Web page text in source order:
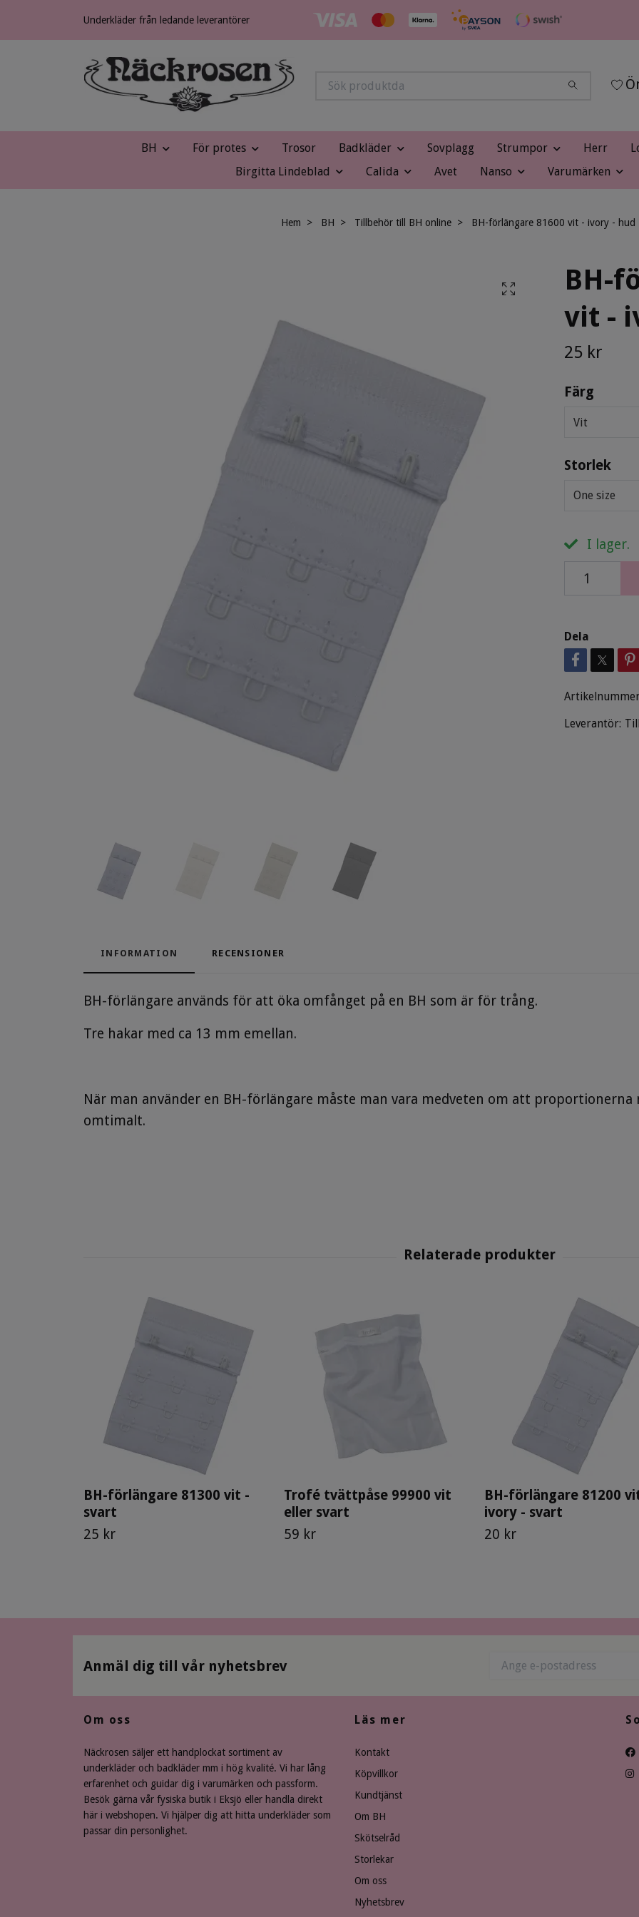
Underkläder från ledande leverantörer
BH För protes Trosor Badkläder Sovplagg Strumpor Herr
Birgitta Lindeblad
Calida Avet Nanso Varumärken
Hem BH Tillbehör till BH online BH-förlängare 81600 vit - ivory - hud
BH-
vit -
25 kr
Färg
Vit
Storlek
One size
I lager.
Dela
Leverantör:
INFORMATION RECENSIONER
BH-förlängare används för att öka omfånget på en BH som är för trång.
Tre hakar med ca 13 mm emellan.
När man använder en BH-förlängare måste man vara medveten om att
omtimalt.
BH-förlängare 81300 vit -
svart
25 kr
Trofé tvättpåse 99900 vit
eller svart
59 kr
BH-förlängare 81200
ivory - svart
20 kr
Anmäl dig till vår nyhetsbrev
Om oss
Näckrosen säljer ett handplockat sortiment av
underkläder och badkläder mm i hög kvalité. Vi har lång
erfarenhet och guidar dig i varumärken och passform.
Besök gärna vår fysiska butik i Eksjö eller handla direkt
här i webshopen. Vi hjälper dig att hitta underkläder som
passar din personlighet.
Läs mer
Kontakt
Köpvillkor
Kundtjänst
Om BH
Skötselråd
Storlekar
Om oss
Nyhetsbrev